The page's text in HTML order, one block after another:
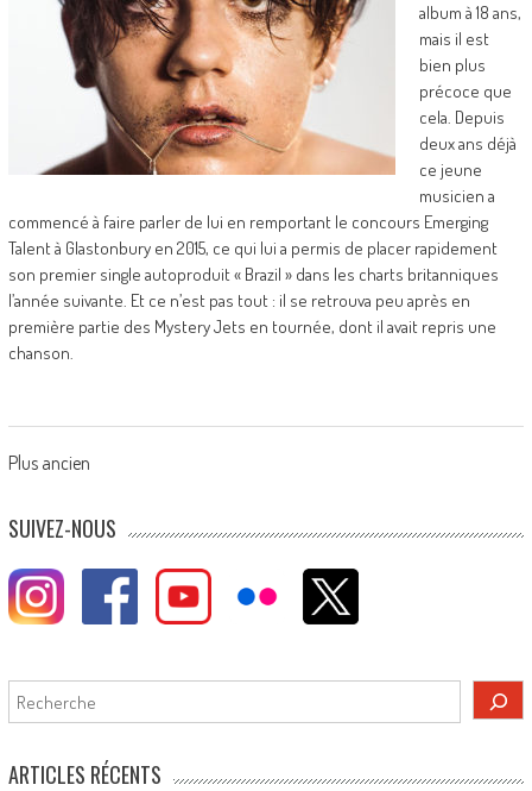
album à 18 ans,
mais il est
bien plus
précoce que
cela. Depuis
deux ans déjà
ce jeune
musicien a
commencé à faire parler de lui en remportant le concours Emerging
Talent à Glastonbury en 2015, ce qui lui a permis de placer rapidement
son premier single autoproduit « Brazil » dans les charts britanniques
l’année suivante. Et ce n’est pas tout : il se retrouva peu après en
première partie des Mystery Jets en tournée, dont il avait repris une
chanson.
Posts
navigation
Plus ancien
SUIVEZ-NOUS
Rechercher
ARTICLES RÉCENTS